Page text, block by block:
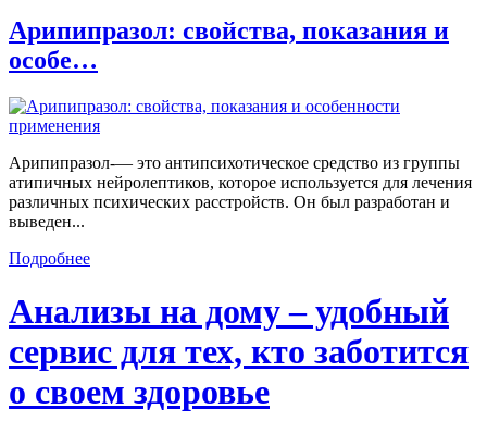
Арипипразол: свойства, показания и
особе…
Арипипразол-— это антипсихотическое средство из группы
атипичных нейролептиков, которое используется для лечения
различных психических расстройств. Он был разработан и
выведен...
Подробнее
Анализы на дому – удобный
сервис для тех, кто заботится
о своем здоровье